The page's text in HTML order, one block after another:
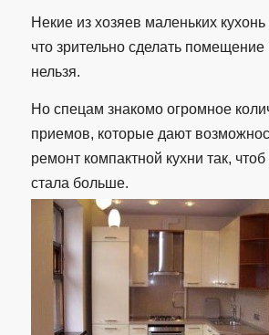
Некие из хозяев маленьких
что зрительно сделать помещение
нельзя.
Но спецам знакомо огромное
приемов, которые дают
ремонт компактной кухни так,
стала больше.